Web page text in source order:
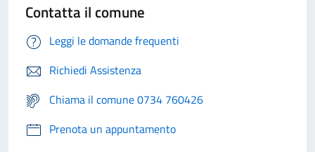
Contatta il comune
Leggi le domande frequenti
Richiedi Assistenza
Chiama il comune 0734 760426
Prenota un appuntamento